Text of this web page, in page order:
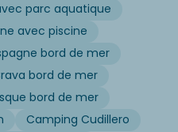
parc aquatique
avec piscine
bord de mer
bord de mer
bord de mer
Camping Cudillero